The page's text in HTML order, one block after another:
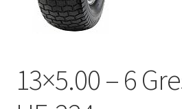
13×5.00 – 6